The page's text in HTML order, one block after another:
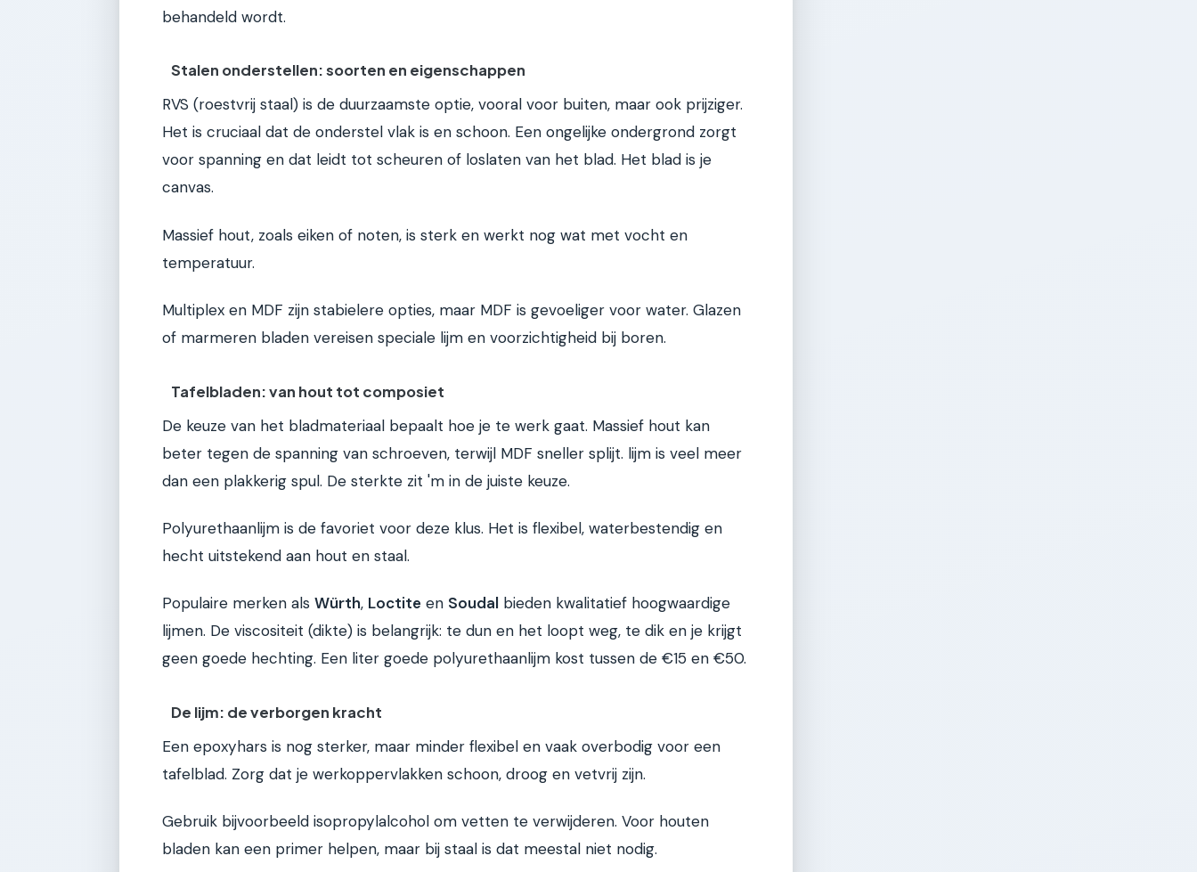
behandeld wordt.
Stalen onderstellen: soorten en eigenschappen
RVS (roestvrij staal) is de duurzaamste optie, vooral voor buiten, maar ook prijziger.
Het is cruciaal dat de onderstel vlak is en schoon. Een ongelijke ondergrond zorgt
voor spanning en dat leidt tot scheuren of loslaten van het blad. Het blad is je
canvas.
Massief hout, zoals eiken of noten, is sterk en werkt nog wat met vocht en
temperatuur.
Multiplex en MDF zijn stabielere opties, maar MDF is gevoeliger voor water. Glazen
of marmeren bladen vereisen speciale lijm en voorzichtigheid bij boren.
Tafelbladen: van hout tot composiet
De keuze van het bladmateriaal bepaalt hoe je te werk gaat. Massief hout kan
beter tegen de spanning van schroeven, terwijl MDF sneller splijt. lijm is veel meer
dan een plakkerig spul. De sterkte zit 'm in de juiste keuze.
Polyurethaanlijm is de favoriet voor deze klus. Het is flexibel, waterbestendig en
hecht uitstekend aan hout en staal.
Populaire merken als Würth, Loctite en Soudal bieden kwalitatief hoogwaardige
lijmen. De viscositeit (dikte) is belangrijk: te dun en het loopt weg, te dik en je krijgt
geen goede hechting. Een liter goede polyurethaanlijm kost tussen de €15 en €50.
De lijm: de verborgen kracht
Een epoxyhars is nog sterker, maar minder flexibel en vaak overbodig voor een
tafelblad. Zorg dat je werkoppervlakken schoon, droog en vetvrij zijn.
Gebruik bijvoorbeeld isopropylalcohol om vetten te verwijderen. Voor houten
bladen kan een primer helpen, maar bij staal is dat meestal niet nodig.